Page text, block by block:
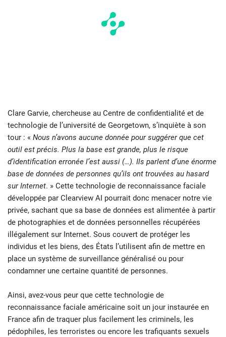
Clare Garvie, chercheuse au Centre de confidentialité et de
technologie de l’université de Georgetown, s’inquiète à son
tour : « Nous n’avons aucune donnée pour suggérer que cet
outil est précis. Plus la base est grande, plus le risque
d’identification erronée l’est aussi (…). Ils parlent d’une énorme
base de données de personnes qu’ils ont trouvées au hasard
sur Internet. » Cette technologie de reconnaissance faciale
développée par Clearview AI pourrait donc menacer notre vie
privée, sachant que sa base de données est alimentée à partir
de photographies et de données personnelles récupérées
illégalement sur Internet. Sous couvert de protéger les
individus et les biens, des États l’utilisent afin de mettre en
place un système de surveillance généralisé ou pour
condamner une certaine quantité de personnes.
Ainsi, avez-vous peur que cette technologie de
reconnaissance faciale américaine soit un jour instaurée en
France afin de traquer plus facilement les criminels, les
pédophiles, les terroristes ou encore les trafiquants sexuels